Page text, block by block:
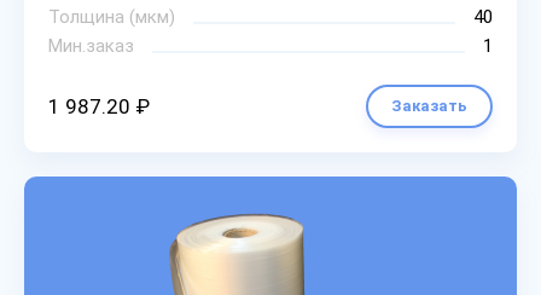
Толщина (мкм)
40
Мин.заказ
1
1 987.20 ₽ Заказать